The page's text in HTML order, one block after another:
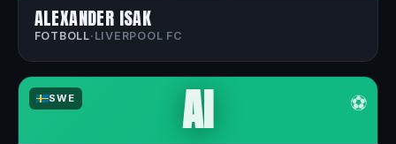
ALEXANDER ISAK
FOTBOLL· LIVERPOOL FC
SWE ⚽
AI